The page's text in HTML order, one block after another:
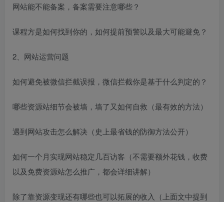
网站能不能备案，备案需要注意哪些？
课程方是如何找到你的，如何提前预警以及最大可能避免？
2、网站运营问题
如何避免被微信拦截误报，微信拦截你是基于什么判定的？
哪些资源站细节会被墙，墙了又如何自救（最有效的方法）
遇到网站攻击怎么解决（史上最省钱的防御方法公开）
如何一个月实现网站稳定几百访客（不需要额外花钱，收费
以及免费资源站怎么推广，都会详细讲解）
除了靠资源变现还有哪些也可以拓展的收入（上面文中提到